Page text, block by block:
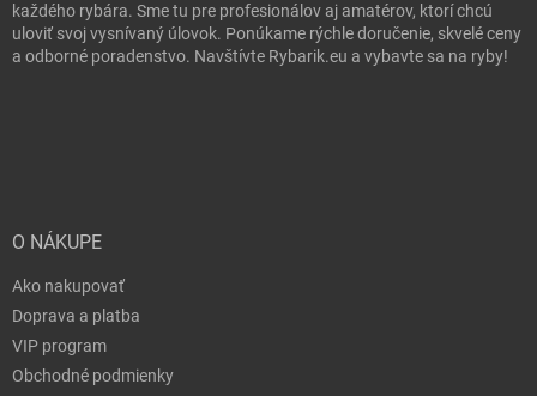
každého rybára. Sme tu pre profesionálov aj amatérov, ktorí chcú
uloviť svoj vysnívaný úlovok. Ponúkame rýchle doručenie, skvelé ceny
a odborné poradenstvo. Navštívte Rybarik.eu a vybavte sa na ryby!
O NÁKUPE
Ako nakupovať
Doprava a platba
VIP program
Obchodné podmienky